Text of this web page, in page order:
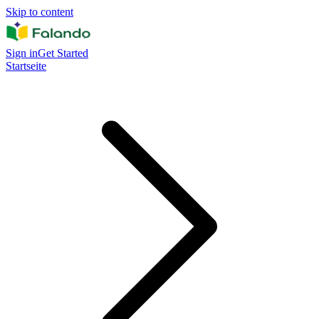
Skip to content
Sign inGet Started
Startseite